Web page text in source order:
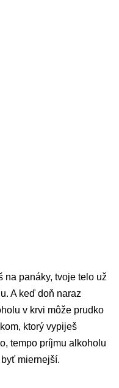
na panáky, tvoje telo už
A keď doň naraz
v krvi môže prudko
ktorý vypiješ
tempo príjmu alkoholu
miernejší.